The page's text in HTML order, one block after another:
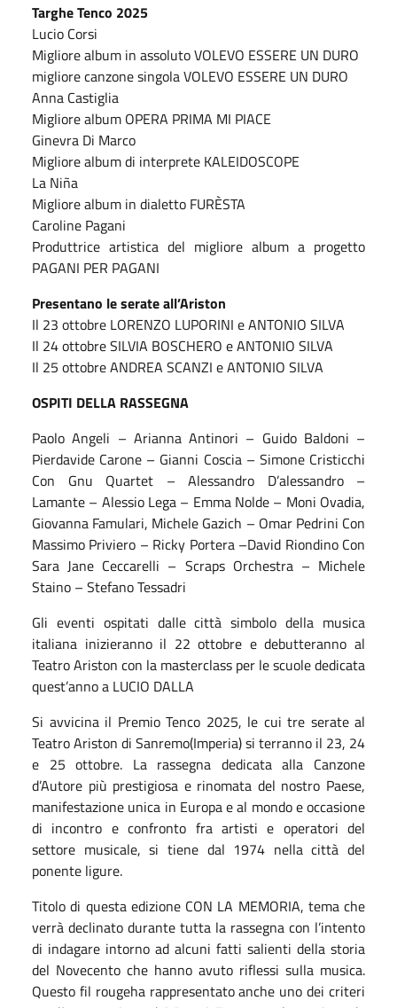
Targhe Tenco 2025
Lucio Corsi
Migliore album in assoluto VOLEVO ESSERE UN DURO
migliore canzone singola VOLEVO ESSERE UN DURO
Anna Castiglia
Migliore album OPERA PRIMA MI PIACE
Ginevra Di Marco
Migliore album di interprete KALEIDOSCOPE
La Niña
Migliore album in dialetto FURÈSTA
Caroline Pagani
Produttrice artistica del migliore album a progetto
PAGANI PER PAGANI
Presentano le serate all’Ariston
Il 23 ottobre LORENZO LUPORINI e ANTONIO SILVA
Il 24 ottobre SILVIA BOSCHERO e ANTONIO SILVA
Il 25 ottobre ANDREA SCANZI e ANTONIO SILVA
OSPITI DELLA RASSEGNA
Paolo Angeli – Arianna Antinori – Guido Baldoni –
Pierdavide Carone – Gianni Coscia – Simone Cristicchi
Con Gnu Quartet – Alessandro D’alessandro –
Lamante – Alessio Lega – Emma Nolde – Moni Ovadia,
Giovanna Famulari, Michele Gazich – Omar Pedrini Con
Massimo Priviero – Ricky Portera –David Riondino Con
Sara Jane Ceccarelli – Scraps Orchestra – Michele
Staino – Stefano Tessadri
Gli eventi ospitati dalle città simbolo della musica
italiana inizieranno il 22 ottobre e debutteranno al
Teatro Ariston con la masterclass per le scuole dedicata
quest’anno a LUCIO DALLA
Si avvicina il Premio Tenco 2025, le cui tre serate al
Teatro Ariston di Sanremo(Imperia) si terranno il 23, 24
e 25 ottobre. La rassegna dedicata alla Canzone
d’Autore più prestigiosa e rinomata del nostro Paese,
manifestazione unica in Europa e al mondo e occasione
di incontro e confronto fra artisti e operatori del
settore musicale, si tiene dal 1974 nella città del
ponente ligure.
Titolo di questa edizione CON LA MEMORIA, tema che
verrà declinato durante tutta la rassegna con l’intento
di indagare intorno ad alcuni fatti salienti della storia
del Novecento che hanno avuto riflessi sulla musica.
Questo fil rougeha rappresentato anche uno dei criteri